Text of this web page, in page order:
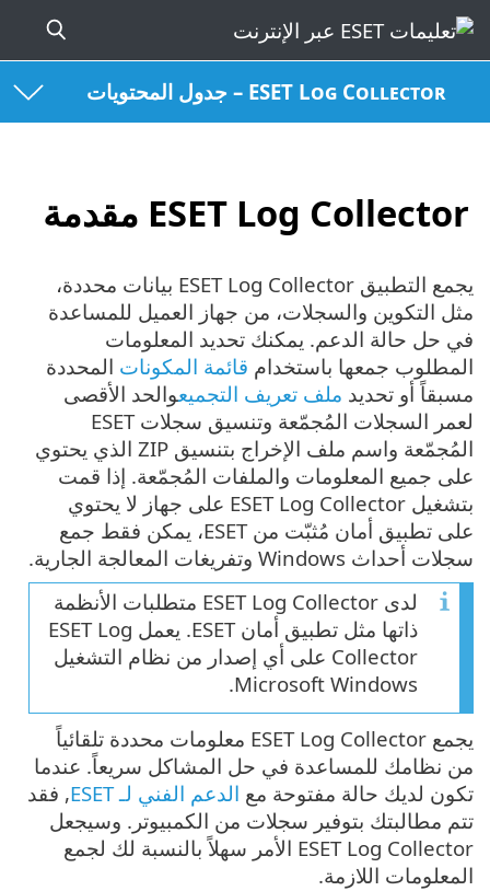
ESET Log Collector – جدول المحتويات
ESET Log Collector مقدمة
يجمع التطبيق ESET Log Collector بيانات محددة،
مثل التكوين والسجلات، من جهاز العميل للمساعدة
في حل حالة الدعم. يمكنك تحديد المعلومات
المطلوب جمعها باستخدام قائمة المكونات المحددة
مسبقاً أو تحديد ملف تعريف التجميعوالحد الأقصى
لعمر السجلات المُجمّعة وتنسيق سجلات ESET
المُجمّعة واسم ملف الإخراج بتنسيق ZIP الذي يحتوي
على جميع المعلومات والملفات المُجمّعة. إذا قمت
بتشغيل ESET Log Collector على جهاز لا يحتوي
على تطبيق أمان مُثبّت من ESET، يمكن فقط جمع
سجلات أحداث Windows وتفريغات المعالجة الجارية.
لدى ESET Log Collector متطلبات الأنظمة
ذاتها مثل تطبيق أمان ESET. يعمل ESET Log
Collector على أي إصدار من نظام التشغيل
Microsoft Windows.
يجمع ESET Log Collector معلومات محددة تلقائياً
من نظامك للمساعدة في حل المشاكل سريعاً. عندما
تكون لديك حالة مفتوحة مع الدعم الفني لـ ESET
, فقد
تتم مطالبتك بتوفير سجلات من الكمبيوتر. وسيجعل
ESET Log Collector الأمر سهلاً بالنسبة لك لجمع
المعلومات اللازمة.